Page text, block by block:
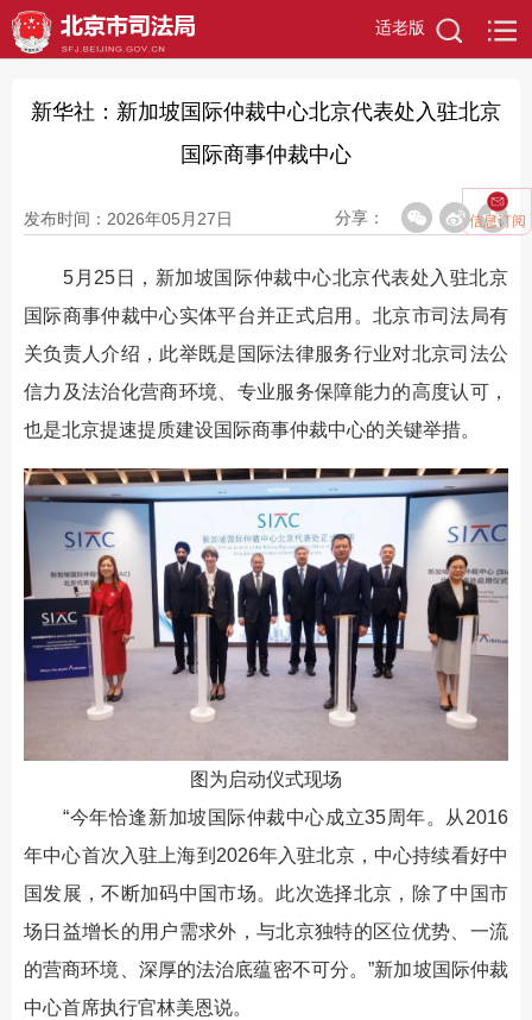
适老版
信息订阅
新华社：新加坡国际仲裁中心北京代表处入驻北京
国际商事仲裁中心
发布时间：2026年05月27日 分享：
5月25日，新加坡国际仲裁中心北京代表处入驻北京
国际商事仲裁中心实体平台并正式启用。北京市司法局有
关负责人介绍，此举既是国际法律服务行业对北京司法公
信力及法治化营商环境、专业服务保障能力的高度认可，
也是北京提速提质建设国际商事仲裁中心的关键举措。
图为启动仪式现场
“今年恰逢新加坡国际仲裁中心成立35周年。从2016
年中心首次入驻上海到2026年入驻北京，中心持续看好中
国发展，不断加码中国市场。此次选择北京，除了中国市
场日益增长的用户需求外，与北京独特的区位优势、一流
的营商环境、深厚的法治底蕴密不可分。”新加坡国际仲裁
中心首席执行官林美恩说。